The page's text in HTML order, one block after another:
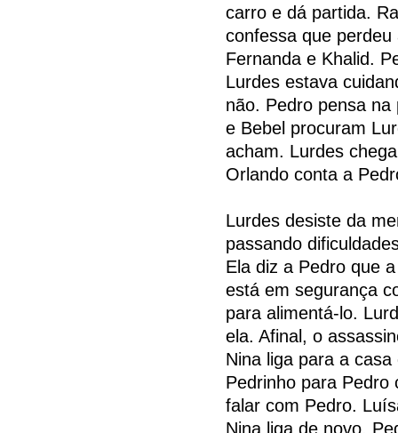
carro e dá partida.
confessa que perdeu
Fernanda e Khalid.
Lurdes estava
não. Pedro pensa
e Bebel procuram
acham. Lurdes
Orlando conta a
Lurdes desiste da
passando
Ela diz a Pedro que
está em segurança
para alimentá-lo.
ela. Afinal, o
Nina liga para a
Pedrinho para Pedro
falar com Pedro.
Nina liga de novo.